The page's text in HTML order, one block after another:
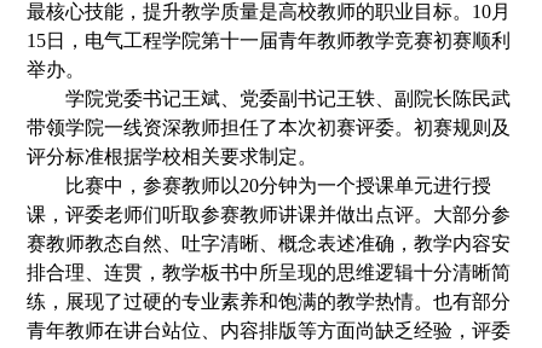
最核心技能，提升教学质量是高校教师的职业目标。 10月
15日，电气工程学院第十一届青年教师教学竞赛初赛顺利
举办。
学院党委书记王斌、党委副书记王轶、副院长陈民武
带领学院一线资深教师担任了本次初赛评委。初赛规则及
评分标准根据学校相关要求制定。
比赛中，参赛教师以20分钟为一个授课单元进行授
课，评委老师们听取参赛教师讲课并做出点评。大部分参
赛教师教态自然、吐字清晰、概念表述准确，教学内容安
排合理、连贯，教学板书中所呈现的思维逻辑十分清晰简
练，展现了过硬的专业素养和饱满的教学热情。也有部分
青年教师在讲台站位、内容排版等方面尚缺乏经验，评委